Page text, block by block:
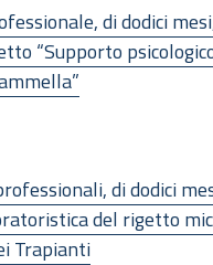
di dodici
“Supporto
di dodici
del rigetto
Trapianti